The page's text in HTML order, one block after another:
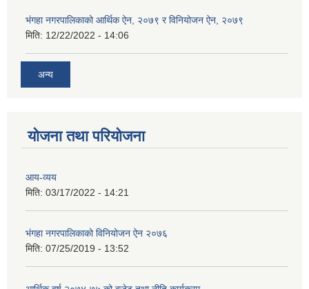
भंगहा नगरपालिकाको आर्थिक ऐन, २०७९ र विनियोजन ऐन, २०७९
मिति: 12/22/2022 - 14:06
अन्य
योजना तथा परियोजना
आय-व्यय
मिति: 03/17/2022 - 14:21
भंगहा नगरपालिकाको विनियोजन ऐन २०७६
मिति: 07/25/2019 - 13:52